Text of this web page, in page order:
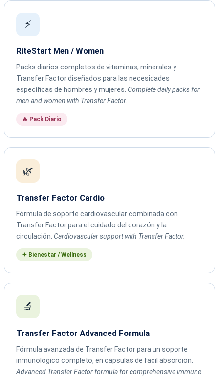
⚡
RiteStart Men / Women
Packs diarios completos de vitaminas, minerales y
Transfer Factor diseñados para las necesidades
específicas de hombres y mujeres. Complete daily packs for
men and women with Transfer Factor.
🔥 Pack Diario
🌿
Transfer Factor Cardio
Fórmula de soporte cardiovascular combinada con
Transfer Factor para el cuidado del corazón y la
circulación. Cardiovascular support with Transfer Factor.
✦ Bienestar / Wellness
🔬
Transfer Factor Advanced Formula
Fórmula avanzada de Transfer Factor para un soporte
inmunológico completo, en cápsulas de fácil absorción.
Advanced Transfer Factor formula for comprehensive immune